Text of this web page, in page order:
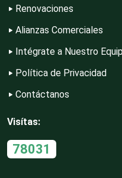
Control de
Conversiones
Copiadoras
Cortinas,
Renovaciones
Alianzas Comerciales
Intégrate a Nuestro
Política de Privacidad
Contáctanos
Visítas:
78031